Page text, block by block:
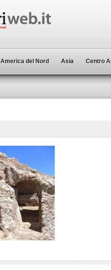
America del Nord Asia Centro